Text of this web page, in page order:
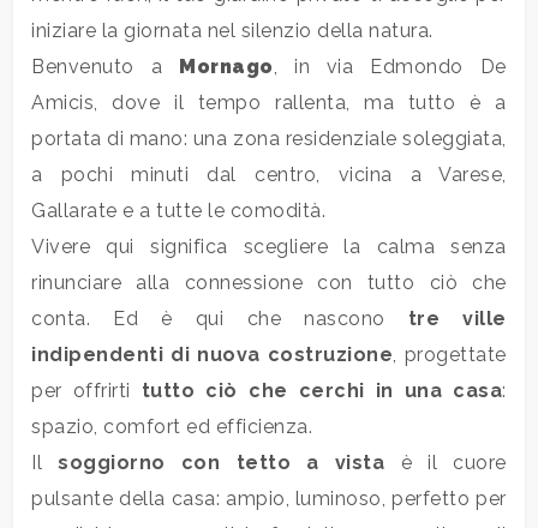
iniziare la giornata nel silenzio della natura.
Benvenuto a Mornago, in via Edmondo De
Amicis, dove il tempo rallenta, ma tutto è a
portata di mano: una zona residenziale soleggiata,
a pochi minuti dal centro, vicina a Varese,
Gallarate e a tutte le comodità.
Vivere qui significa scegliere la calma senza
rinunciare alla connessione con tutto ciò che
conta. Ed è qui che nascono tre ville
indipendenti di nuova costruzione, progettate
per offrirti tutto ciò che cerchi in una casa:
spazio, comfort ed efficienza.
Ilsoggiorno con tetto a vista è il cuore
pulsante della casa: ampio, luminoso, perfetto per
Locali
minimi
3
4